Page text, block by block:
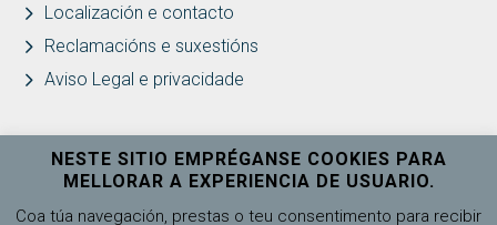
Localización e contacto
Reclamacións e suxestións
Aviso Legal e privacidade
NESTE SITIO EMPRÉGANSE COOKIES PARA
MELLORAR A EXPERIENCIA DE USUARIO.
Coa túa navegación, prestas o teu consentimento para recibir